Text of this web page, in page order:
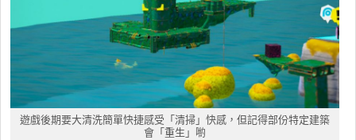
遊戲後期要大清洗簡單快捷感受「清掃」快感，但記得部份特定建築
會「重生」喲